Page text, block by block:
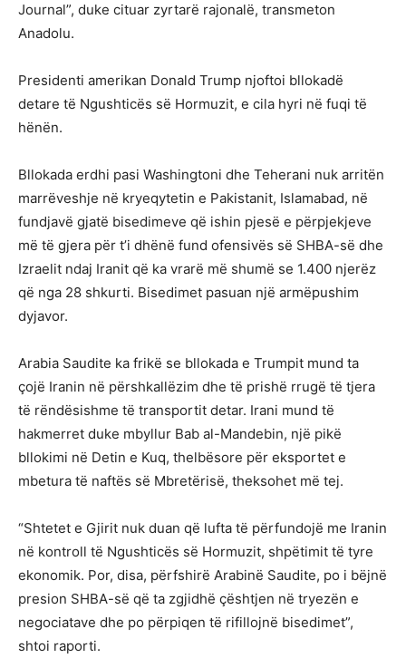
Journal”, duke cituar zyrtarë rajonalë, transmeton
Anadolu.
Presidenti amerikan Donald Trump njoftoi bllokadë
detare të Ngushticës së Hormuzit, e cila hyri në fuqi të
hënën.
Bllokada erdhi pasi Washingtoni dhe Teherani nuk arritën
marrëveshje në kryeqytetin e Pakistanit, Islamabad, në
fundjavë gjatë bisedimeve që ishin pjesë e përpjekjeve
më të gjera për t’i dhënë fund ofensivës së SHBA-së dhe
Izraelit ndaj Iranit që ka vrarë më shumë se 1.400 njerëz
që nga 28 shkurti. Bisedimet pasuan një armëpushim
dyjavor.
Arabia Saudite ka frikë se bllokada e Trumpit mund ta
çojë Iranin në përshkallëzim dhe të prishë rrugë të tjera
të rëndësishme të transportit detar. Irani mund të
hakmerret duke mbyllur Bab al-Mandebin, një pikë
bllokimi në Detin e Kuq, thelbësore për eksportet e
mbetura të naftës së Mbretërisë, theksohet më tej.
“Shtetet e Gjirit nuk duan që lufta të përfundojë me Iranin
në kontroll të Ngushticës së Hormuzit, shpëtimit të tyre
ekonomik. Por, disa, përfshirë Arabinë Saudite, po i bëjnë
presion SHBA-së që ta zgjidhë çështjen në tryezën e
negociatave dhe po përpiqen të rifillojnë bisedimet”,
shtoi raporti.